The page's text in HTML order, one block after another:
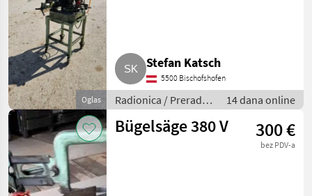
Oglas
Stefan Katsch
5500 Bischofshofen
Radionica / Prerada
metala
14 dana online
Bügelsäge 380 V 300 €
bez PDV-a